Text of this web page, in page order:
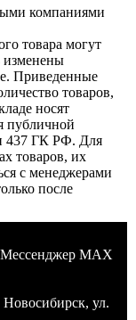
компаниями
товара могут
изменены
Приведенные
товаров,
носят
публичной
437 ГК РФ. Для
товаров, их
с менеджерами
после
Мессенджер MAX
Новосибирск, ул.